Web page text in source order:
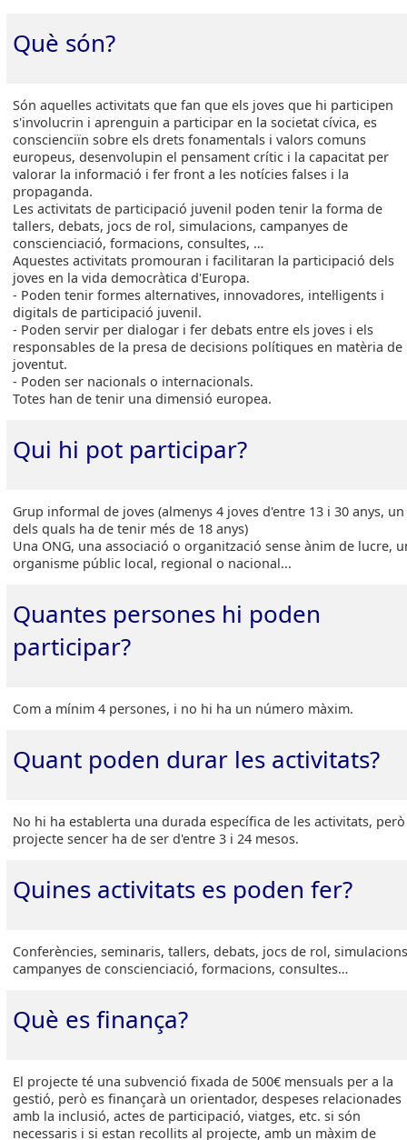
Què són?
Són aquelles activitats que fan que els joves que hi participen
s'involucrin i aprenguin a participar en la societat cívica, es
conscienciïn sobre els drets fonamentals i valors comuns
europeus, desenvolupin el pensament crític i la capacitat per
valorar la informació i fer front a les notícies falses i la
propaganda.
Les activitats de participació juvenil poden tenir la forma de
tallers, debats, jocs de rol, simulacions, campanyes de
conscienciació, formacions, consultes, …
Aquestes activitats promouran i facilitaran la participació dels
joves en la vida democràtica d'Europa.
- Poden tenir formes alternatives, innovadores, intel·ligents i
digitals de participació juvenil.
- Poden servir per dialogar i fer debats entre els joves i els
responsables de la presa de decisions polítiques en matèria de
joventut.
- Poden ser nacionals o internacionals.
Totes han de tenir una dimensió europea.
Qui hi pot participar?
Grup informal de joves (almenys 4 joves d'entre 13 i 30 anys, un
dels quals ha de tenir més de 18 anys)
Una ONG, una associació o organització sense ànim de lucre,
organisme públic local, regional o nacional...
Quantes persones hi poden
participar?
Com a mínim 4 persones, i no hi ha un número màxim.
Quant poden durar les activitats?
No hi ha establerta una durada específica de les activitats,
projecte sencer ha de ser d'entre 3 i 24 mesos.
Quines activitats es poden fer?
Conferències, seminaris, tallers, debats, jocs de rol,
campanyes de conscienciació, formacions, consultes…
Què es finança?
El projecte té una subvenció fixada de 500€ mensuals per a la
gestió, però es finançarà un orientador, despeses relacionades
amb la inclusió, actes de participació, viatges, etc. si són
necessaris i si estan recollits al projecte, amb un màxim de